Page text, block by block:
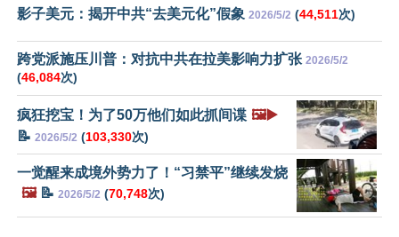
影子美元：揭开中共“去美元化”假象 2026/5/2 (44,511次)
跨党派施压川普：对抗中共在拉美影响力扩张 2026/5/2
(46,084次)
疯狂挖宝！为了50万他们如此抓间谍 🖼️▶️
📝 2026/5/2 (103,330次)
一觉醒来成境外势力了！“习禁平”继续发烧
🖼️📝 2026/5/2 (70,748次)